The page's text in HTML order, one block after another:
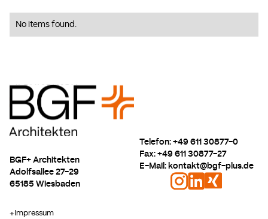
No items found.
BGF+ Architekten
Adolfsallee 27-29
65185 Wiesbaden
Telefon: +49 611 30877-0
Fax: +49 611 30877-27
E-Mail: kontakt@bgf-plus.de
+ Impressum